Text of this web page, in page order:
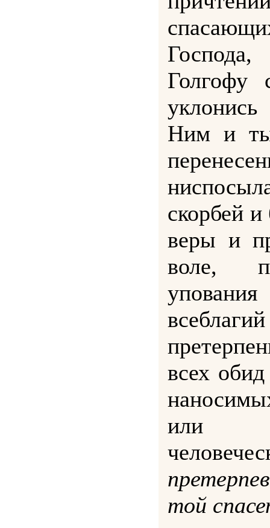
Голгофу
уклонись
Ним и
скорбей и
веры и
воле,
всех
или
той